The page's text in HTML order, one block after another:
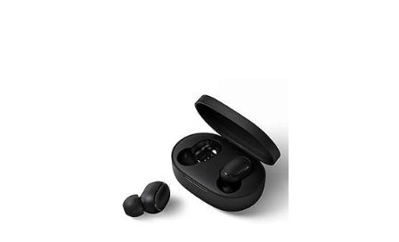
17.90€.
17.40€.